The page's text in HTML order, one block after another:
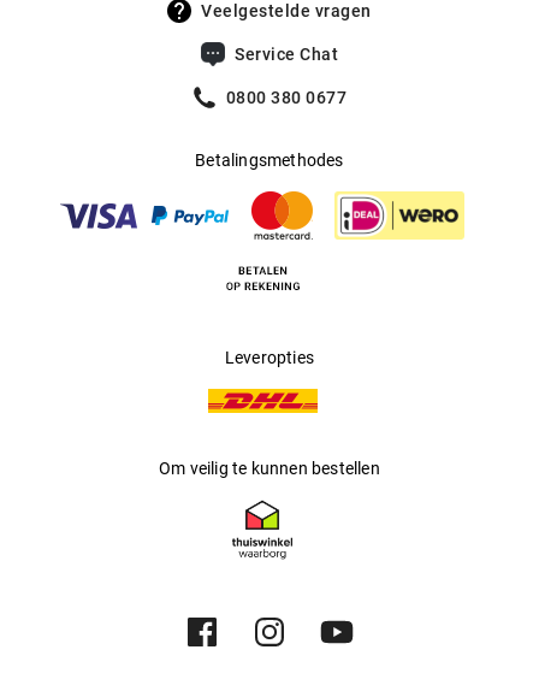
Veelgestelde vragen
Service Chat
0800 380 0677
Betalingsmethodes
Leveropties
Om veilig te kunnen bestellen